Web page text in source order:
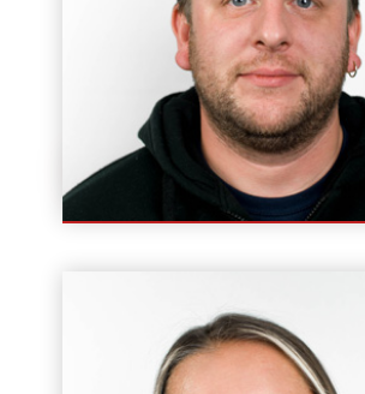
Instruktor / Wykładowca
Krzysztof Ordak